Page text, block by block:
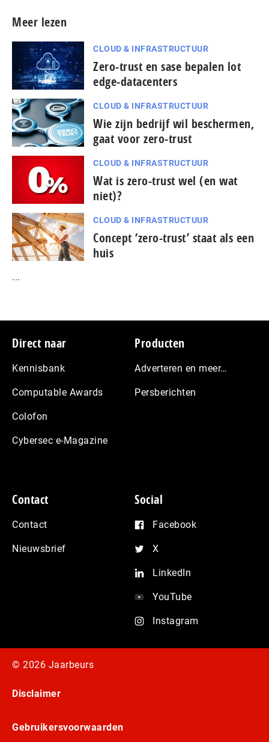
Meer lezen
CLOUD & INFRASTRUCTUUR
Zero-trust en sase bepalen lot
edge-datacenters
CLOUD & INFRASTRUCTUUR
Wie zijn bedrijf wil beschermen,
gaat voor zero-trust
CLOUD & INFRASTRUCTUUR
Wat is zero-trust wel (en wat
niet)?
CLOUD & INFRASTRUCTUUR
Concept ‘zero-trust’ staat als een
huis
...
Footer
Direct naar
Kennisbank
Computable Awards
Colofon
Cybersec e-Magazine
Producten
Adverteren en meer…
Persberichten
Contact
Contact
Nieuwsbrief
Social
Facebook
X
LinkedIn
YouTube
Instagram
© 2026 Jaarbeurs
Disclaimer
Gebruikersvoorwaarden